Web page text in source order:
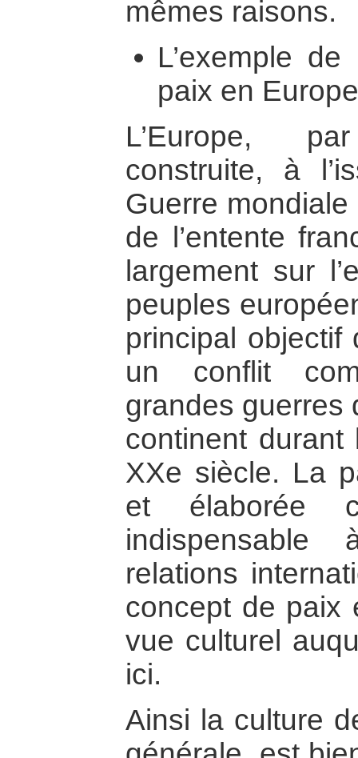
mêmes raisons.
L’exemple
paix en Europe
L’Europe,
construite, à
Guerre
de l’entente
largement sur
peuples
principal objectif
un conflit
grandes guerres
continent
XXe siècle. La
et élaborée
relations
concept de paix
vue culturel
ici.
Ainsi la culture